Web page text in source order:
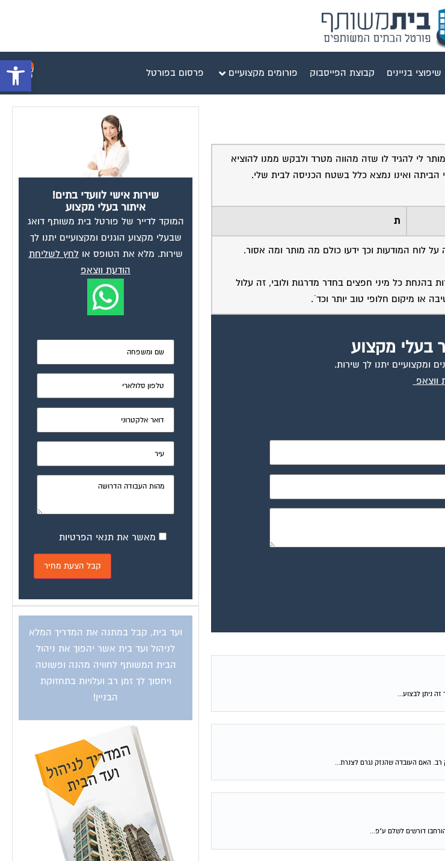
פתח שיפוצי בניינים קבוצת הפייסבוק פורומים מקצועיים פרסום בפורטל
האם מותר לי להגיד לו שזה מהווה מטרד ולבקש ממנו להוציא
הביתה ואינו נמצא כלל בשטח הכניסה לבית שלי.
ת
לוח המודעות וכך ידעו כולם מה מותר ומה אסור.
בהנחת כל מיני חפצים בחדר מדרגות ולובי, זה עלול
או מיקום חלופי טוב יותר וכד´.
בעלי מקצוע
ומקצועיים יתנו לך שירות.
ווצאפ
רב. האם העובדה שהנזק נגרם לצנרת...
שירות אישי לוועדי בתים!
איתור בעלי מקצוע
המוקד לדייר של פורטל בית משותף דואג
שבעלי מקצוע הוגנים ומקצועיים יתנו לך
שירות. מלא את הטופס אולחץ לשליחת
הודעת ווצאפ
מאשר את תנאי הפרטיות
ועד בית, קבל במתנה את המדריך המלא
לניהול ועד בית אשר יהפוך את ניהול
הבית המשותף לחוויה מהנה ופשוטה
ויחסוך לך זמן רב ועלויות בתחזוקת
הבניין!